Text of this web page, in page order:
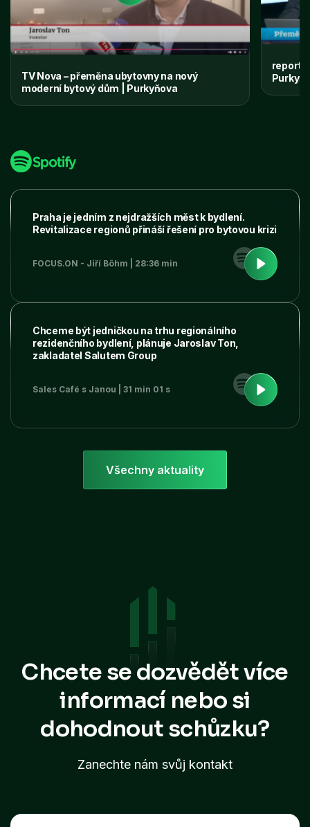
TV Nova – přeměna ubytovny na nový
moderní bytový dům | Purkyňova
Praha je jedním z nejdražších měst k bydlení.
Revitalizace regionů přináší řešení pro bytovou krizi
FOCUS.ON - Jiří Böhm | 28:36 min
Chceme být jedničkou na trhu regionálního
rezidenčního bydlení, plánuje Jaroslav Ton,
zakladatel Salutem Group
Sales Café s Janou | 31 min 01 s
Všechny aktuality
Chcete se dozvědět více
informací nebo si
dohodnout schůzku?
Zanechte nám svůj kontakt